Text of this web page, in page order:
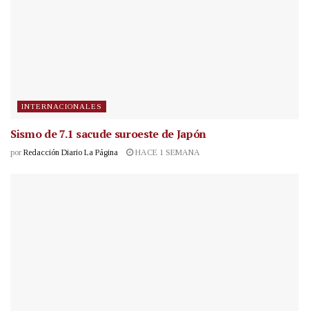
INTERNACIONALES
Sismo de 7.1 sacude suroeste de Japón
por Redacción Diario La Página HACE 1 SEMANA